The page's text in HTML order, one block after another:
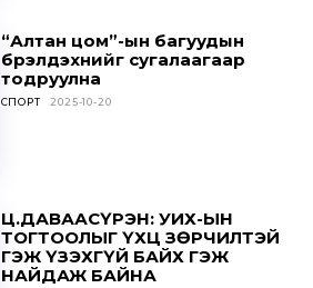
“Алтан цом”-ын багуудын
бүрэлдэхүүнийг сугалаагаар
тодруулна
СПОРТ 2025-10-20
Ц.ДАВААСҮРЭН: УИХ-ЫН
ТОГТООЛЫГ ҮХЦ ЗӨРЧИЛТЭЙ
ГЭЖ ҮЗЭХГҮЙ БАЙХ ГЭЖ
НАЙДАЖ БАЙНА